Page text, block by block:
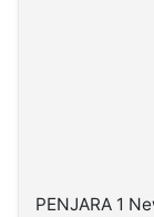
PENJARA 1